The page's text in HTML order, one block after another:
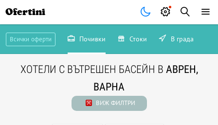
Ofertini
Всички оферти Почивки Стоки В града
ХОТЕЛИ С ВЪТРЕШЕН БАСЕЙН В АВРЕН,
ВАРНА
ВИЖ ФИЛТРИ